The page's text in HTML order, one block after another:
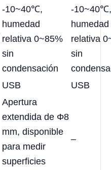
-10~40℃,
humedad
relativa 0~85%
sin
condensación
-10~40℃,
humedad
relativa
sin
USB USB
Apertura
extendida de Φ8
mm, disponible
para medir
superficies
–